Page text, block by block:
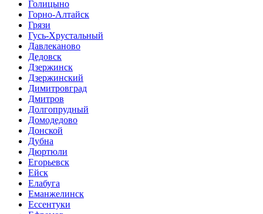
Голицыно
Горно-Алтайск
Грязи
Гусь-Хрустальный
Давлеканово
Дедовск
Дзержинск
Дзержинский
Димитровград
Дмитров
Долгопрудный
Домодедово
Донской
Дубна
Дюртюли
Егорьевск
Ейск
Елабуга
Еманжелинск
Ессентуки